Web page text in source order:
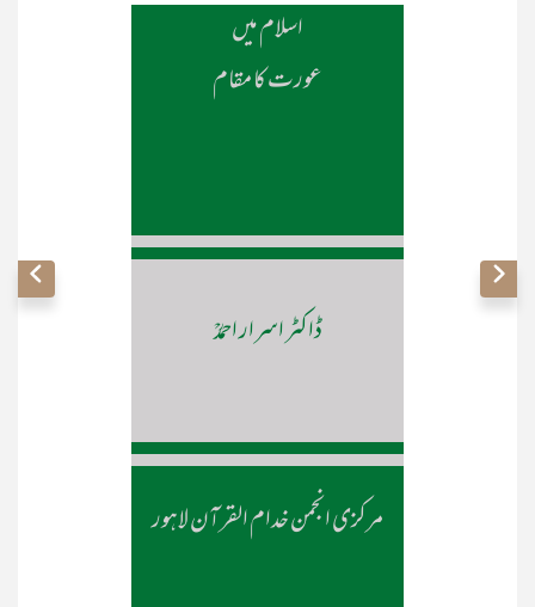
اسلام میں
عورت کا مقام
ڈاکٹر اسرار احمدؒ
مرکزی انجمن خدام القرآن لاہور